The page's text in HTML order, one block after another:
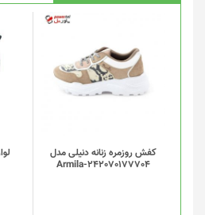
کفش روزمره زنانه دنیلی مدل
Armila-242070177704